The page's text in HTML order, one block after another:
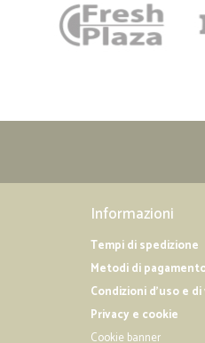
Informazioni
Tempi di spedizione
Metodi di
Condizioni d'uso e
Privacy e cookie
Cookie banner